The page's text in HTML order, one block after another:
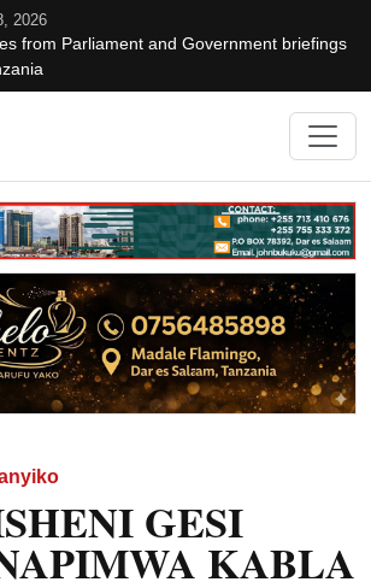
2026
from Parliament and Government briefings
GESI
KABLA